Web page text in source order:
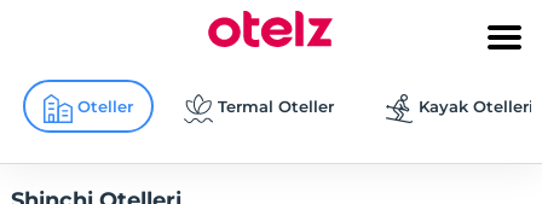
Oteller Termal Oteller Kayak Otelleri